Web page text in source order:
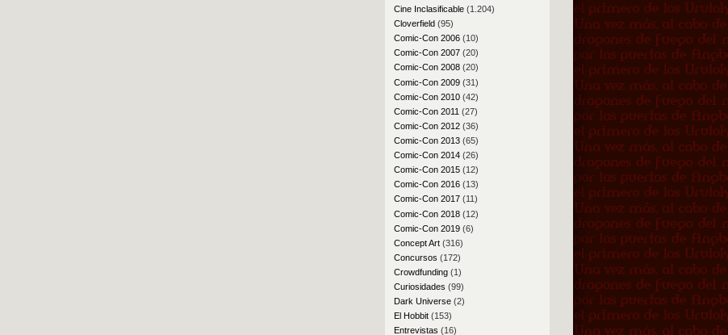
Cine Inclasificable(1.204)
Cloverfield(95)
Comic-Con 2006(10)
Comic-Con 2007(20)
Comic-Con 2008(20)
Comic-Con 2009(31)
Comic-Con 2010(42)
Comic-Con 2011 (27)
Comic-Con 2012(36)
Comic-Con 2013(65)
Comic-Con 2014(26)
Comic-Con 2015(12)
Comic-Con 2016(13)
Comic-Con 2017(11)
Comic-Con 2018(12)
Comic-Con 2019(6)
Concept Art(316)
Concursos (172)
Crowdfunding(1)
Curiosidades (99)
Dark Universe(2)
El Hobbit(153)
Entrevistas (16)